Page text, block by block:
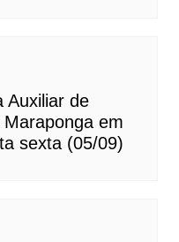
Auxiliar de
em
sexta (05/09)